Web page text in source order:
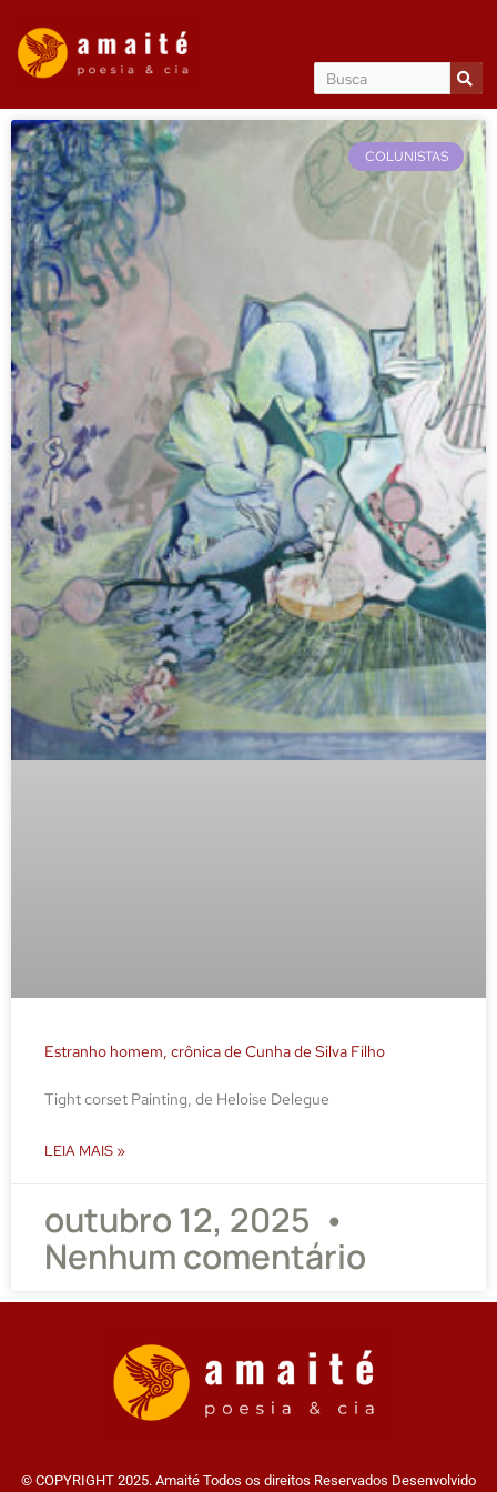
COLUNISTAS
Estranho homem, crônica de Cunha de Silva Filho
Tight corset Painting, de Heloise Delegue
LEIA MAIS »
outubro 12, 2025
Nenhum comentário
© COPYRIGHT 2025. Amaité Todos os direitos Reservados Desenvolvido